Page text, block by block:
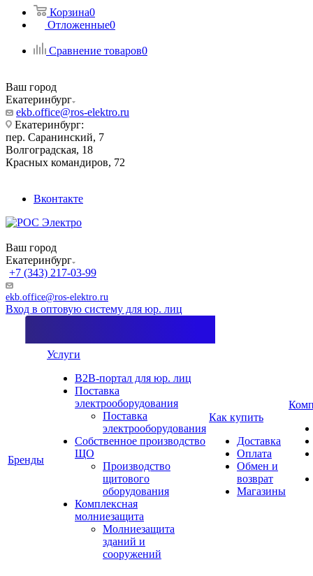
Корзина0
Отложенные0
Сравнение товаров0
Ваш город
Екатеринбург
ekb.office@ros-elektro.ru
Екатеринбург:
пер. Саранинский, 7
Волгоградская, 18
Красных командиров, 72
Вконтакте
Ваш город
Екатеринбург
+7 (343) 217-03-99
ekb.office@ros-elektro.ru
Вход в оптовую систему для юр. лиц
Бренды
Услуги
B2B-портал для юр. лиц
Поставка
электрооборудования
Поставка
электрооборудования
Собственное производство
ЩО
Производство
щитового
оборудования
Комплексная
молниезащита
Молниезащита
зданий и
сооружений
Как купить
Доставка
Оплата
Обмен и
возврат
Магазины